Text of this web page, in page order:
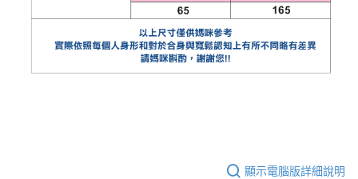
顯示電腦版詳細說明